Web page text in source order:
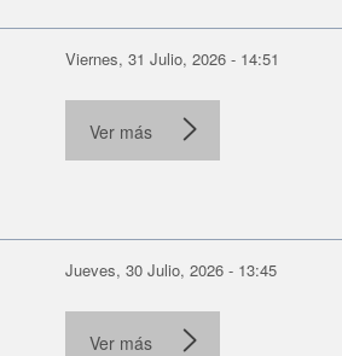
Viernes, 31 Julio, 2026 - 14:51
Ver más
Jueves, 30 Julio, 2026 - 13:45
Ver más